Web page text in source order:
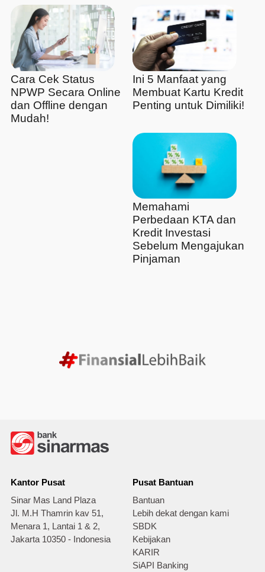
Cara Cek Status
NPWP Secara Online
dan Offline dengan
Mudah!
Ini 5 Manfaat yang
Membuat Kartu Kredit
Penting untuk Dimiliki!
Memahami
Perbedaan KTA dan
Kredit Investasi
Sebelum Mengajukan
Pinjaman
Kantor Pusat
Sinar Mas Land Plaza
Jl. M.H Thamrin kav 51,
Menara 1, Lantai 1 & 2,
Jakarta 10350 - Indonesia
Pusat Bantuan
Bantuan
Lebih dekat dengan kami
SBDK
Kebijakan
KARIR
SiAPI Banking